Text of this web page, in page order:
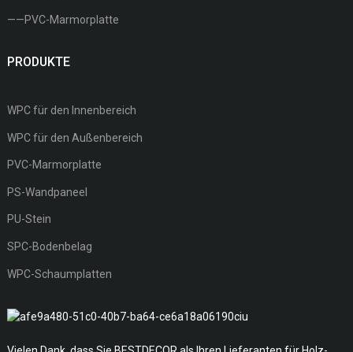
——PVC-Marmorplatte
PRODUKTE
WPC für den Innenbereich
WPC für den Außenbereich
PVC-Marmorplatte
PS-Wandpaneel
PU-Stein
SPC-Bodenbelag
WPC-Schaumplatten